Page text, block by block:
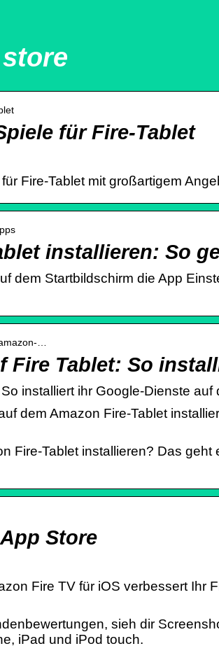
für Fire-Tablet
Fire-Tablet mit großartigem
installieren: So
dem Startbildschirm die App
…
Fire Tablet: So
installiert ihr Google-Dienste
dem Amazon Fire-Tablet
Fire-Tablet installieren? Das
Store
Fire TV für iOS verbessert Ihr
sieh dir
iPad und iPod touch.